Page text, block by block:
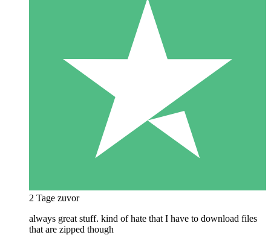
2 Tage zuvor
always great stuff. kind of hate that I have to download files
that are zipped though